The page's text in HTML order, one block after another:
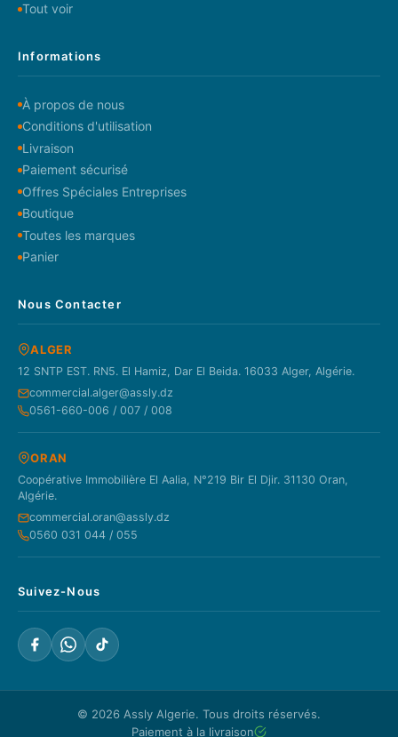
Tout voir
Informations
À propos de nous
Conditions d'utilisation
Livraison
Paiement sécurisé
Offres Spéciales Entreprises
Boutique
Toutes les marques
Panier
Nous Contacter
ALGER
12 SNTP EST. RN5. El Hamiz, Dar El Beida. 16033 Alger, Algérie.
commercial.alger@assly.dz
0561-660-006 / 007 / 008
ORAN
Coopérative Immobilière El Aalia, N°219 Bir El Djir. 31130 Oran,
Algérie.
commercial.oran@assly.dz
0560 031 044 / 055
Suivez-Nous
© 2026 Assly Algerie. Tous droits réservés.
Paiement à la livraison